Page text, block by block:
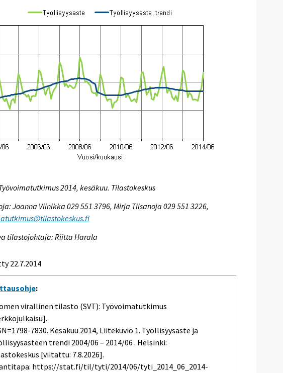
2014, kesäkuu. Tilastokeskus
Joanna Viinikka 029 551 3796, Mirja Tiisanoja 029 551 3226,
tilastojohtaja: Riitta Harala
22.7.2014
:
virallinen tilasto (SVT): Työvoimatutkimus
7830. Kesäkuu 2014, Liitekuvio 1. Työllisyysaste ja
trendi 2004/06 – 2014/06 . Helsinki:
[viitattu: 7.8.2026].
https://stat.fi/til/tyti/2014/06/tyti_2014_06_2014-